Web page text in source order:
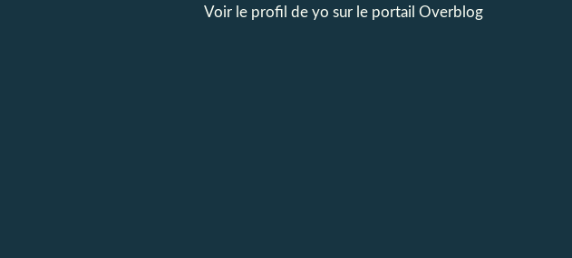
Voir le profil de yo sur le portail Overblog